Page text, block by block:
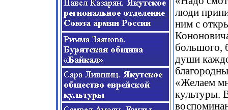
люди
ним с
большого,
души
«Желаем
культуры.